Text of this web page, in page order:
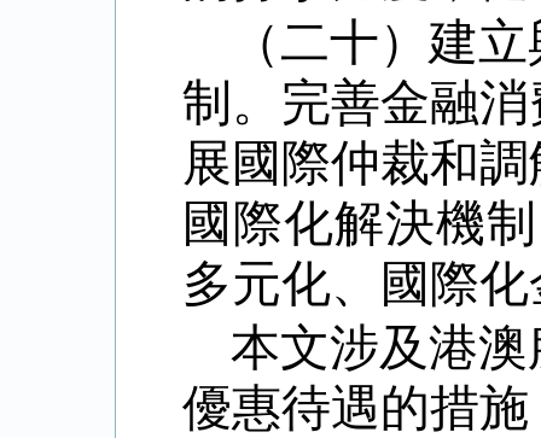
（二十）建
制。完善金融
展國際仲裁和
國際化解決機
多元化、國際
本文涉及港
優惠待遇的措